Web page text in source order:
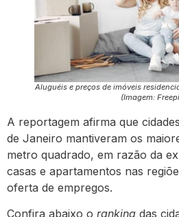
Aluguéis e preços de imóveis
(Imagem:
A reportagem afirma que
de Janeiro mantiveram os
metro quadrado, em razão da
casas e apartamentos nas
oferta de empregos.
Confira abaixo o ranking das